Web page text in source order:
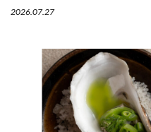
2026.07.27